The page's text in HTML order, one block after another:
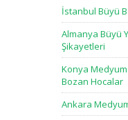
İstanbul Büyü
Almanya Büyü
Şikayetleri
Konya
Bozan Hocalar
Ankara